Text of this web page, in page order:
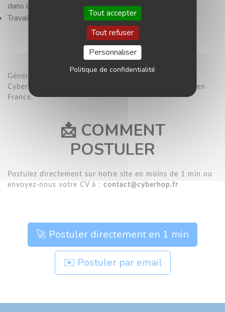
Tout accepter
Tout refuser
Personnaliser
Politique de confidentialité
dans le secteur informatique
Travail 100 % à distance
OBJECTIF DU POSTE
Générer des rendez-vous qualifiés pour permettre à
CyberHop de développer sa clientèle professionnelle en
France.
📩 COMMENT
POSTULER
Postulez directement sur notre site en moins de 1 min ou
envoyez-nous votre CV à : contact@cyberhop.fr
🚀 Postuler directement en 1 min
✉️ Postuler par email